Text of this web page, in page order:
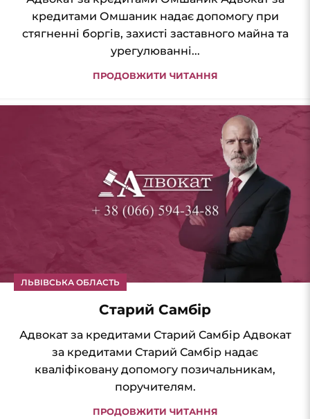
кредитами Омшаник надає допомогу при
стягненні боргів, захисті заставного майна та
урегулюванні...
ПРОДОВЖИТИ ЧИТАННЯ
ЛЬВІВСЬКА ОБЛАСТЬ
Старий Самбір
Адвокат за кредитами Старий Самбір Адвокат
за кредитами Старий Самбір надає
кваліфіковану допомогу позичальникам,
поручителям.
ПРОДОВЖИТИ ЧИТАННЯ